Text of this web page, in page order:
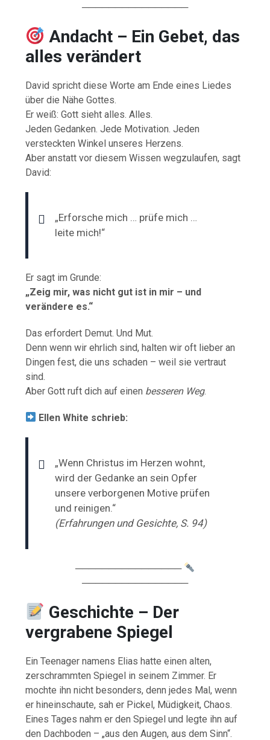
────────────────
Andacht – Ein Gebet, das
alles verändert
David spricht diese Worte am Ende eines Liedes
über die Nähe Gottes.
Er weiß: Gott sieht alles. Alles.
Jeden Gedanken. Jede Motivation. Jeden
versteckten Winkel unseres Herzens.
Aber anstatt vor diesem Wissen wegzulaufen, sagt
David:
„Erforsche mich … prüfe mich …
leite mich!“
Er sagt im Grunde:
„Zeig mir, was nicht gut ist in mir – und
verändere es.“
Das erfordert Demut. Und Mut.
Denn wenn wir ehrlich sind, halten wir oft lieber an
Dingen fest, die uns schaden – weil sie vertraut
sind.
Aber Gott ruft dich auf einen besseren Weg.
Ellen White schrieb:
„Wenn Christus im Herzen wohnt,
wird der Gedanke an sein Opfer
unsere verborgenen Motive prüfen
und reinigen.“
(Erfahrungen und Gesichte, S. 94)
────────────────
────────────────
Geschichte – Der
vergrabene Spiegel
Ein Teenager namens Elias hatte einen alten,
zerschrammten Spiegel in seinem Zimmer. Er
mochte ihn nicht besonders, denn jedes Mal, wenn
er hineinschaute, sah er Pickel, Müdigkeit, Chaos.
Eines Tages nahm er den Spiegel und legte ihn auf
den Dachboden – „aus den Augen, aus dem Sinn“.